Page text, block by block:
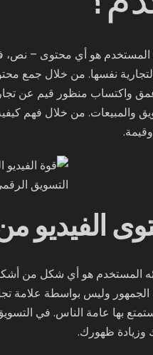
المستخدم هو أي محتوى –
نفسها. من خلال جمع
منظور قيم عن
والمبيعات. من خلال فهم
الفيديو
المستخدم هو أي شكل من
الجمهور وليس بواسطة علامة
بها عامة الناس. في
وزيادة ظهورك.